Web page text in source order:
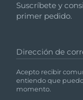
Suscríbete y
primer pedido.
Dirección de
Acepto recibir
entiendo que
momento.